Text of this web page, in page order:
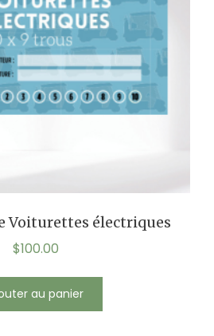
Voiturettes électriques
$100.00
au panier